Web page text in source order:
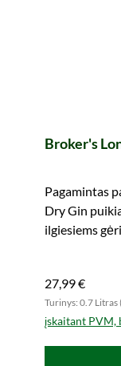
Broker's
Pagamintas
Dry Gin
ilgiesiems
27,99 €
Turinys: 0.7
įskaitant PVM,